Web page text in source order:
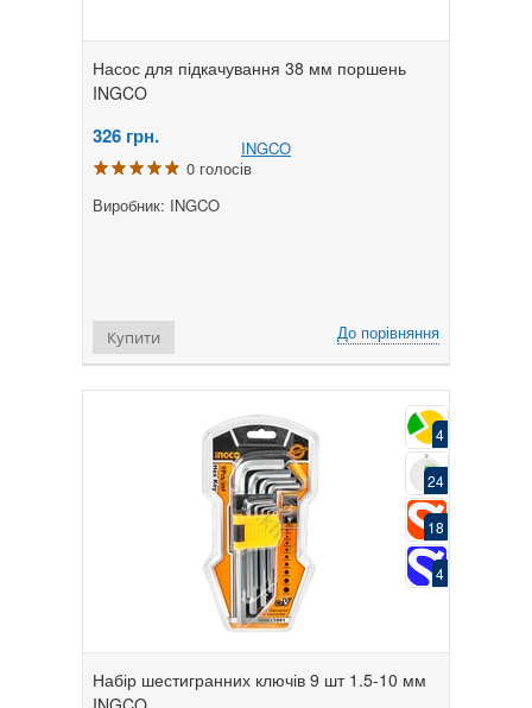
Насос для підкачування 38 мм поршень
INGCO
326 грн.
0 голосів
Виробник: INGCO
До порівняння
Купити
4
24
18
4
Набір шестигранних ключів 9 шт 1.5-10 мм